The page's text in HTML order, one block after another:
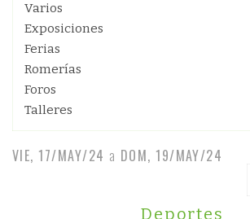
Varios
Exposiciones
Ferias
Romerías
Foros
Talleres
VIE, 17/MAY/24 a DOM, 19/MAY/24
Deportes